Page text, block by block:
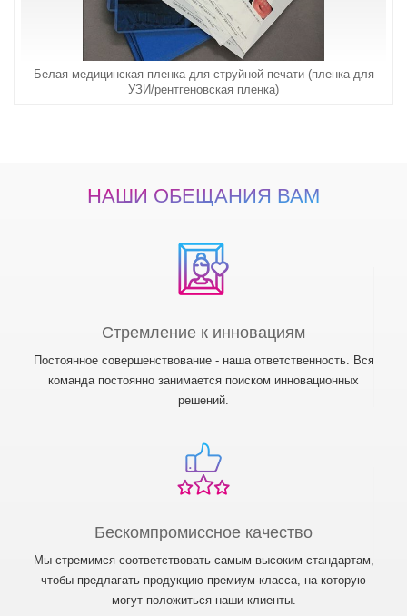
Белая медицинская пленка для струйной печати (пленка для
УЗИ/рентгеновская пленка)
НАШИ ОБЕЩАНИЯ ВАМ
Стремление к инновациям
Постоянное совершенствование - наша ответственность. Вся
команда постоянно занимается поиском инновационных
решений.
Бескомпромиссное качество
Мы стремимся соответствовать самым высоким стандартам,
чтобы предлагать продукцию премиум-класса, на которую
могут положиться наши клиенты.